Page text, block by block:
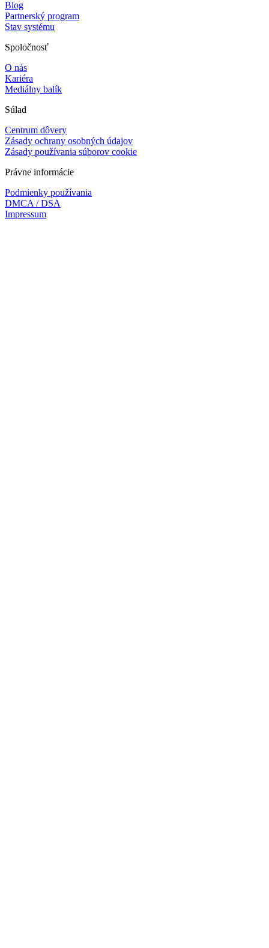
Blog
Partnerský program
Stav systému
Spoločnosť
O nás
Kariéra
Mediálny balík
Súlad
Centrum dôvery
Zásady ochrany osobných údajov
Zásady používania súborov cookie
Právne informácie
Podmienky používania
DMCA / DSA
Impressum